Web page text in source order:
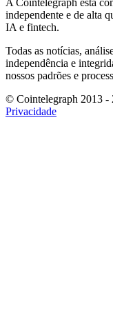
A Cointelegraph está
independente e de alta
IA e fintech.
Todas as notícias,
independência e
nossos padrões e
© Cointelegraph 2013 -
Privacidade